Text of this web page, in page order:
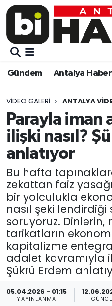
Gündem Antalya Haber
VIDEO GALERI ANTALYA
Parayla iman
ilişki nasıl?
anlatıyor
Bu hafta
zekattan faiz
bir yolculukla
nasıl şekillendirdiği
soruyoruz.
tarikatların
kapitalizme
adalet kavramıyla
Şükrü Erdem
05.04.2026 - 01:15
YAYINLANMA
Gündem
Siyaset
Ekonomi
Video
Eğitim
Kültür-sanat
Sağlık
Spor
Teknoloji
Resmi İlanlar
Gündem
Siyaset
Eğitim
Ekonomi
Kültür-sanat
Sağlık
Spor
Teknoloji
Yaşam
Künye
Muratpaşa
Muratpaşa Trafik
Süper Lig Puan
Tüm Manşetler
Son Dakika Haberleri
Haber Arşivi